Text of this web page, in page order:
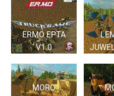
ERMO EPTA
V1.0
MORO